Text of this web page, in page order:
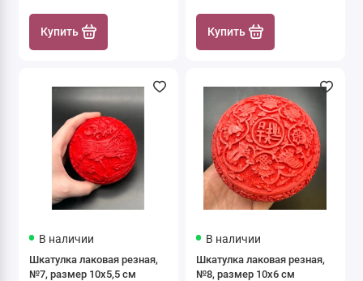
Купить Купить
В наличии
Шкатулка лаковая резная,
№7, размер 10х5,5 см
В наличии
Шкатулка лаковая резная,
№8, размер 10х6 см